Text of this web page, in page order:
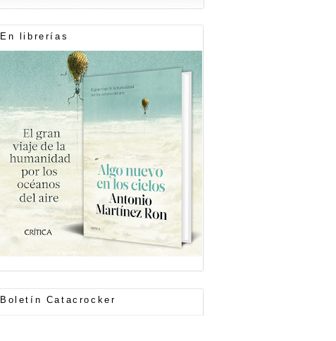
En librerías
Boletín Catacrocker